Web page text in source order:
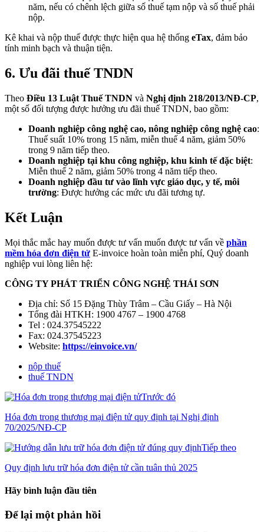
năm, nếu có chênh lệch giữa số thuế tạm nộp và số thuế phải
nộp.
Kê khai và nộp thuế được thực hiện qua hệ thống eTax, đảm bảo
tính minh bạch và thuận tiện.
6. Ưu đãi thuế TNDN
Theo Điều 13 Luật Thuế TNDN và Nghị định 218/2013/NĐ-CP,
một số đối tượng được hưởng ưu đãi thuế TNDN, bao gồm:
Doanh nghiệp công nghệ cao, nông nghiệp công nghệ cao:
Thuế suất 10% trong 15 năm, miễn thuế 4 năm, giảm 50%
trong 9 năm tiếp theo.
Doanh nghiệp tại khu công nghiệp, khu kinh tế đặc biệt:
Miễn thuế 2 năm, giảm 50% trong 4 năm tiếp theo.
Doanh nghiệp đầu tư vào lĩnh vực giáo dục, y tế, môi
trường: Được hưởng các mức ưu đãi tương tự.
Kết Luận
Mọi thắc mắc hay muốn được tư vấn muốn được tư vấn về phần
mềm hóa đơn điện tử E-invoice hoàn toàn miễn phí, Quý doanh
nghiệp vui lòng liên hệ:
CÔNG TY PHÁT TRIỂN CÔNG NGHỆ THÁI SƠN
Địa chỉ: Số 15 Đặng Thùy Trâm – Cầu Giấy – Hà Nội
Tổng đài HTKH: 1900 4767 – 1900 4768
Tel : 024.37545222
Fax: 024.37545223
Website: https://einvoice.vn/
nộp thuế
thuế TNDN
Trước đó
Hóa đơn trong thương mại điện tử quy định tại Nghị định
70/2025/NĐ-CP
Tiếp theo
Quy định lưu trữ hóa đơn điện tử cần tuân thủ 2025
Hãy bình luận đầu tiên
Để lại một phản hồi